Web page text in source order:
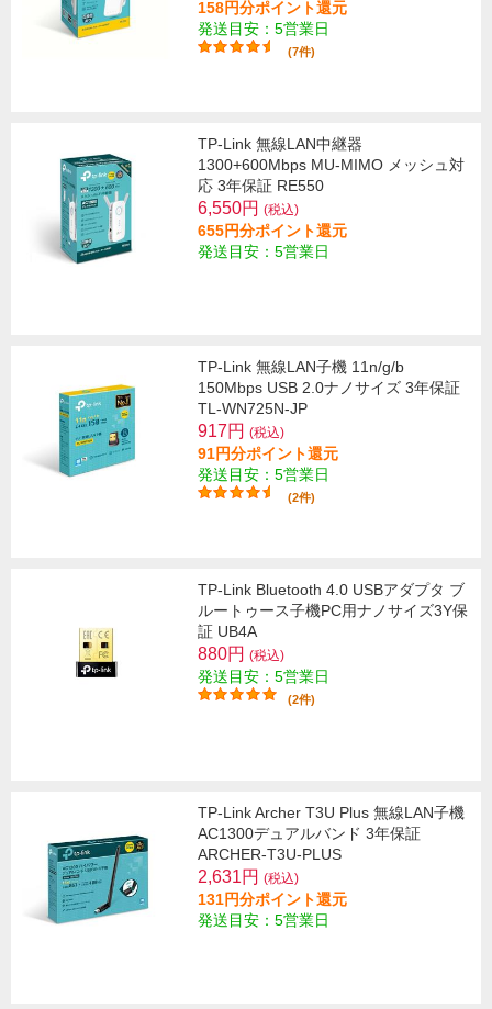
158円分ポイント還元
発送目安：5営業日
(7件)
TP-Link 無線LAN中継器
1300+600Mbps MU-MIMO メッシュ対
応 3年保証 RE550
6,550円 (税込)
655円分ポイント還元
発送目安：5営業日
TP-Link 無線LAN子機 11n/g/b
150Mbps USB 2.0ナノサイズ 3年保証
TL-WN725N-JP
917円 (税込)
91円分ポイント還元
発送目安：5営業日
(2件)
TP-Link Bluetooth 4.0 USBアダプタ ブ
ルートゥース子機PC用ナノサイズ3Y保
証 UB4A
880円 (税込)
発送目安：5営業日
(2件)
TP-Link Archer T3U Plus 無線LAN子機
AC1300デュアルバンド 3年保証
ARCHER-T3U-PLUS
2,631円 (税込)
131円分ポイント還元
発送目安：5営業日